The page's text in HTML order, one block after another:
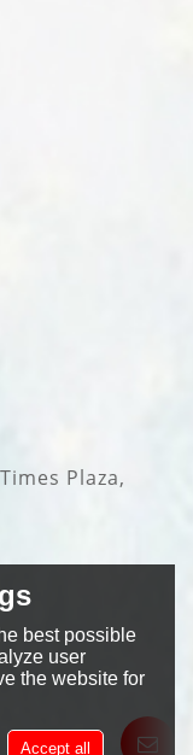
Plaza,
best possible
user
the website for
Accept all